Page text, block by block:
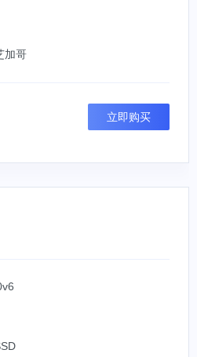
加哥
立即购买